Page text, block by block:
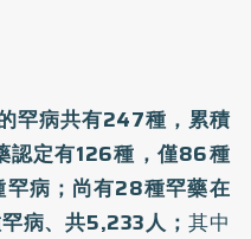
罕病共有247種，累積
認定有126種，僅86種
病；尚有28種罕藥在
病、共5,233人； 其中